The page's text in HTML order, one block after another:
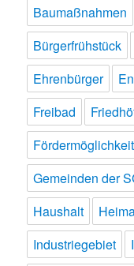
Baumaßnahmen
Bürgerfrühstück
Ehrenbürger
Freibad
Gemeinden der
Haushalt
Industriegebiet